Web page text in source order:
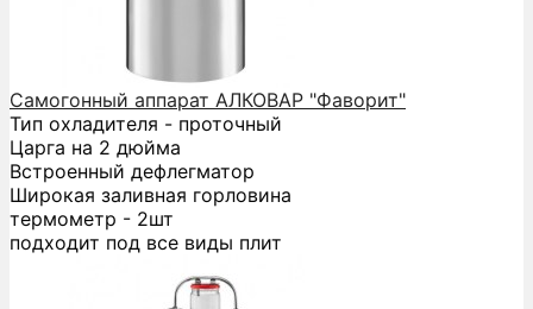
Самогонный аппарат АЛКОВАР "Фаворит"
Тип охладителя - проточный
Царга на 2 дюйма
Встроенный дефлегматор
Широкая заливная горловина
термометр - 2шт
подходит под все виды плит